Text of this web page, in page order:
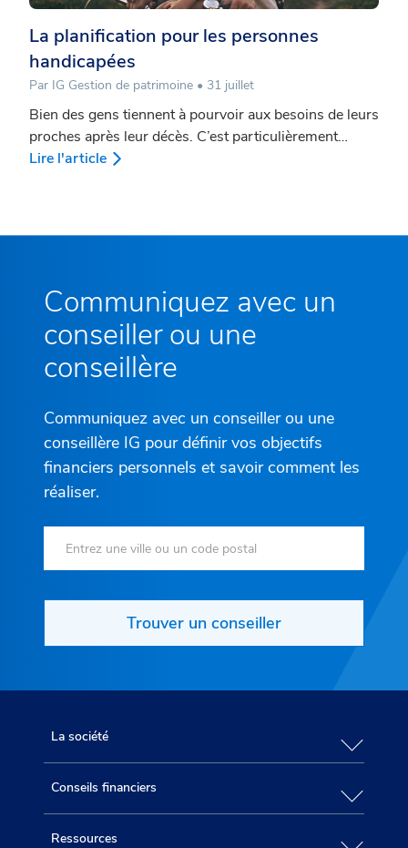
La planification pour les personnes
handicapées
Par IG Gestion de patrimoine • 31 juillet
Bien des gens tiennent à pourvoir aux besoins de leurs
proches après leur décès. C’est particulièrement
important lorsqu’une de ces personnes est
prestations d’assistance sociale, vous pourriez
considérer l’établissement d’une fiducie Henson parmi
les différentes stratégies de planification fiscale de
votre plan successoral.
Lire l'article
Communiquez avec un
conseiller ou une
conseillère
Communiquez avec un conseiller ou une
conseillère IG pour définir vos objectifs
financiers personnels et savoir comment les
réaliser.
Trouver un conseiller
La société
Conseils financiers
Ressources